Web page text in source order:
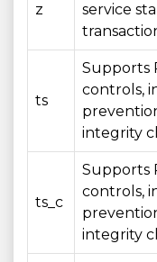
z
service
ts
Supports
controls,
integrity
ts_c
Supports
controls,
integrity